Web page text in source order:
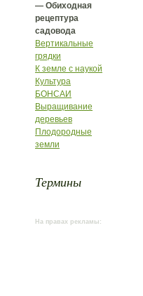
— Обиходная
рецептура
садовода
Вертикальные
грядки
К земле с наукой
Культура
БОНСАИ
Выращивание
деревьев
Плодородные
земли
Термины
На правах рекламы: